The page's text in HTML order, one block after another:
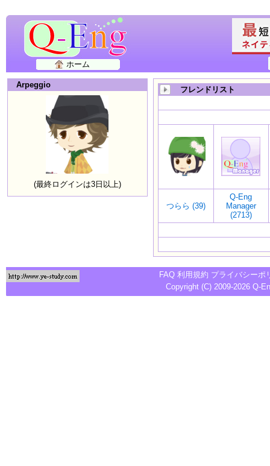
ホーム
Arpeggio
(最終ログインは3日以上)
フレンドリスト
つらら (39)
Q-Eng
Manager
(2713)
FAQ 利用規約 プライバシーポ
Copyright (C) 2009-2026 Q-